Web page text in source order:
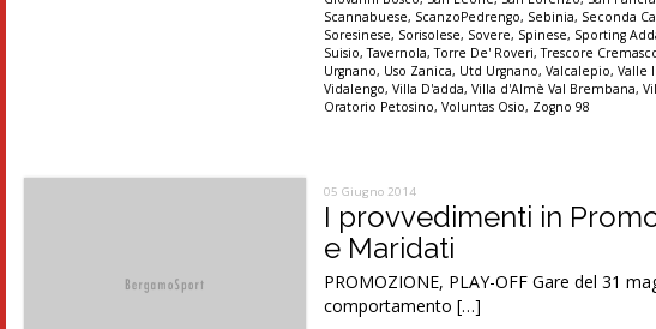
Scannabuese, ScanzoPedrengo, Sebinia, Seconda
Soresinese, Sorisolese, Sovere, Spinese, Sporting
Suisio,Tavernola,Torre De' Roveri,Trescore
Urgnano, Uso Zanica, Utd Urgnano,Valcalepio,Valle
Vidalengo,Villa D'adda,Villa d'Almè Val Brembana,
Oratorio Petosino,Voluntas Osio, Zogno 98
05 Giugno 2014
I provvedimenti in
e Maridati
PROMOZIONE, PLAY-OFF Gare del 31
comportamento […]